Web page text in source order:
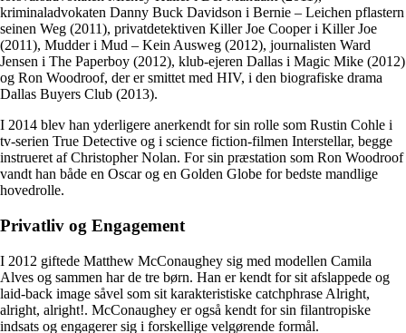
kriminaladvokaten Danny Buck Davidson i Bernie – Leichen pflastern
seinen Weg (2011), privatdetektiven Killer Joe Cooper i Killer Joe
(2011), Mudder i Mud – Kein Ausweg (2012), journalisten Ward
Jensen i The Paperboy (2012), klub-ejeren Dallas i Magic Mike (2012)
og Ron Woodroof, der er smittet med HIV, i den biografiske drama
Dallas Buyers Club (2013).
I 2014 blev han yderligere anerkendt for sin rolle som Rustin Cohle i
tv-serien True Detective og i science fiction-filmen Interstellar, begge
instrueret af Christopher Nolan. For sin præstation som Ron Woodroof
vandt han både en Oscar og en Golden Globe for bedste mandlige
hovedrolle.
Privatliv og Engagement
I 2012 giftede Matthew McConaughey sig med modellen Camila
Alves og sammen har de tre børn. Han er kendt for sit afslappede og
laid-back image såvel som sit karakteristiske catchphrase Alright,
alright, alright!. McConaughey er også kendt for sin filantropiske
indsats og engagerer sig i forskellige velgørende formål.